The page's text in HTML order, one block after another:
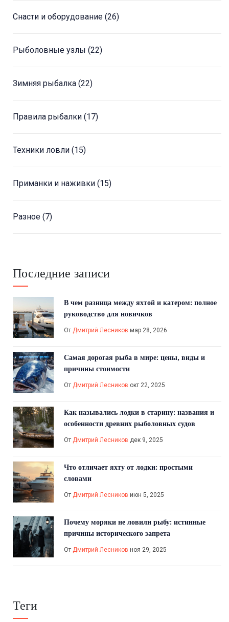
Снасти и оборудование (26)
Рыболовные узлы (22)
Зимняя рыбалка (22)
Правила рыбалки (17)
Техники ловли (15)
Приманки и наживки (15)
Разное (7)
Последние записи
В чем разница между яхтой и катером: полное
руководство для новичков
От Дмитрий Лесников мар 28, 2026
Самая дорогая рыба в мире: цены, виды и
причины стоимости
От Дмитрий Лесников окт 22, 2025
Как назывались лодки в старину: названия и
особенности древних рыболовных судов
От Дмитрий Лесников дек 9, 2025
Что отличает яхту от лодки: простыми
словами
От Дмитрий Лесников июн 5, 2025
Почему моряки не ловили рыбу: истинные
причины исторического запрета
От Дмитрий Лесников ноя 29, 2025
Теги